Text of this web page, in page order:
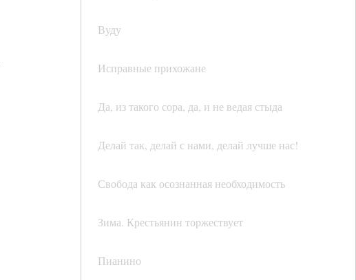
Вуду
Исправные прихожане
Да, из такого сора, да, и не ведая стыда
Делай так, делай с нами, делай лучше нас!
Свобода как осознанная необходимость
Зима. Крестьянин торжествует
Пианино